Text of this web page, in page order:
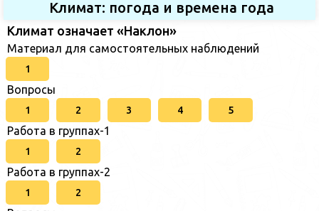
Климат: погода и времена года
Климат означает «Наклон»
Материал для самостоятельных наблюдений
1
Вопросы
1 2 3 4 5
Работа в группах-1
1 2
Работа в группах-2
1 2